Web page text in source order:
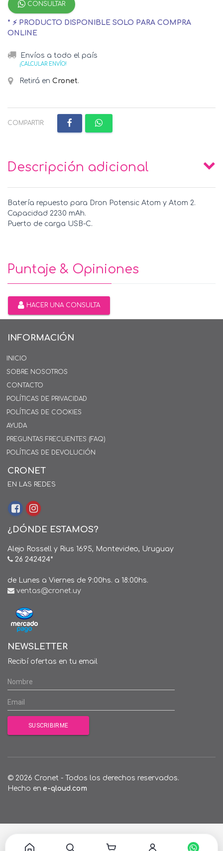
CONSULTAR
* ⚡ PRODUCTO DISPONIBLE SOLO PARA COMPRA
ONLINE
Envíos a todo el país
¡CALCULAR ENVÍO!
Retirá en Cronet.
COMPARTIR:
Descripción adicional
Batería repuesto para Dron Potensic Atom y Atom 2.
Capacidad 2230 mAh.
Puerto de carga USB-C.
Puntaje & Opiniones
HACER UNA CONSULTA
INFORMACIÓN
INICIO
SOBRE NOSOTROS
CONTACTO
POLÍTICAS DE PRIVACIDAD
POLÍTICAS DE COOKIES
AYUDA
PREGUNTAS FRECUENTES (FAQ)
POLÍTICAS DE DEVOLUCIÓN
CRONET
EN LAS REDES
¿DÓNDE ESTAMOS?
Alejo Rossell y Rius 1695, Montevideo, Uruguay
26 242424*
de Lunes a Viernes de 9:00hs. a 18:00hs.
ventas@cronet.uy
NEWSLETTER
Recibí ofertas en tu email
© 2026 Cronet - Todos los derechos reservados.
Hecho en e-qloud.com